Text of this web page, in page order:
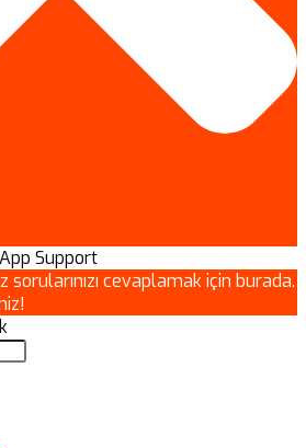
cevaplamak için burada.